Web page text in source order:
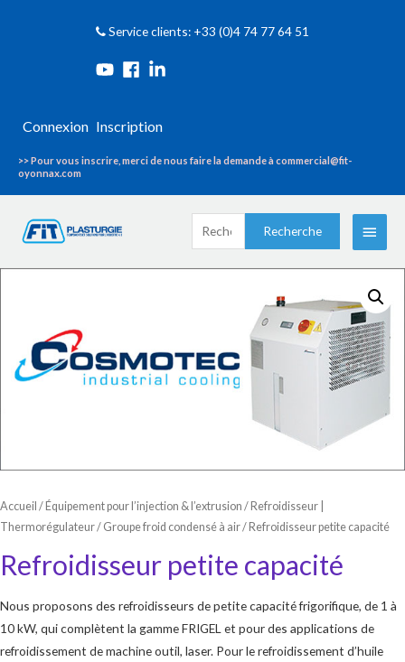
Service clients: +33 (0)4 74 77 64 51
Connexion Inscription
>> Pour vous inscrire, merci de nous faire la demande à commercial@fit-
oyonnax.com
Menu
Recherche
Accueil /Équipement pour l’injection & l’extrusion /Refroidisseur |
Thermorégulateur/ Groupe froid condensé à air/ Refroidisseur petite capacité
Refroidisseur petite capacité
Nous proposons des refroidisseurs de petite capacité frigorifique, de 1 à
10 kW, qui complètent la gamme FRIGEL et pour des applications de
refroidissement de machine outil, laser. Pour le refroidissement d’huile